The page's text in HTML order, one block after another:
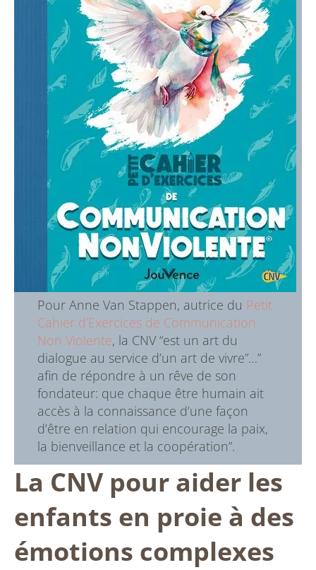
Pour Anne Van Stappen, autrice du Petit
Cahier d’Exercices de Communication
Non Violente, la CNV “est un art du
dialogue au service d’un art de vivre”…”
afin de répondre à un rêve de son
fondateur: que chaque être humain ait
accès à la connaissance d’une façon
d’être en relation qui encourage la paix,
la bienveillance et la coopération”.
La CNV pour aider les
enfants en proie à des
émotions complexes